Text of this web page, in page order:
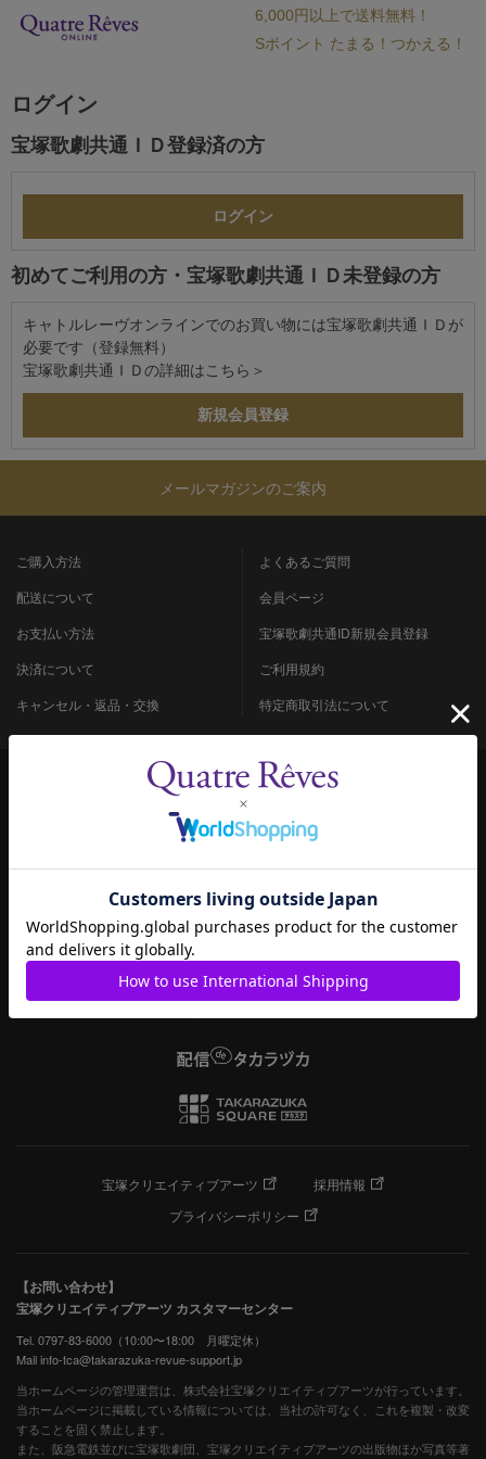
6,000円以上で送料無料！
Sポイント たまる！つかえる！
ログイン
宝塚歌劇共通ＩＤ登録済の方
初めてご利用の方・宝塚歌劇共通ＩＤ未登録の方
キャトルレーヴオンラインでのお買い物には宝塚歌劇共通ＩＤが
必要です（登録無料）
宝塚歌劇共通ＩＤの詳細は こちら＞
メールマガジンのご案内
ご購入方法
配送について
お支払い方法
決済について
キャンセル・返品・交換
よくあるご質問
会員ページ
宝塚歌劇共通ID新規会員登録
ご利用規約
特定商取引法について
宝塚クリエイティブアーツ
採用情報
プライバシーポリシー
【お問い合わせ】
宝塚クリエイティブアーツ カスタマーセンター
Tel. 0797-83-6000（10:00〜18:00 月曜定休）
Mail info-tca@takarazuka-revue-support.jp
当ホームページの管理運営は、株式会社宝塚クリエイティブアーツが行っています。
当ホームページに掲載している情報については、当社の許可なく、これを複製・改変
することを固く禁止します。
また、阪急電鉄並びに宝塚歌劇団、宝塚クリエイティブアーツの出版物ほか写真等著